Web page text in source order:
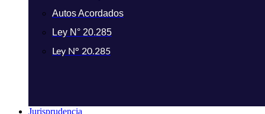
Autos Acordados
Ley N° 20.285
Ley N° 20.285
Jurisprudencia